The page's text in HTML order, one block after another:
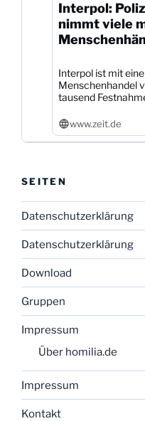
Interpol:
nimmt viele
Interpol ist mit
Menschenhandel
tausend
www.zeit.de
SEITEN
Datenschutzerklärung
Datenschutzerklärung
Download
Gruppen
Impressum
Über homilia.de
Impressum
Kontakt